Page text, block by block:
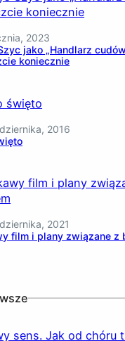
2023
jako „Handlarz
koniecznie
2016
2021
film i plany związane z